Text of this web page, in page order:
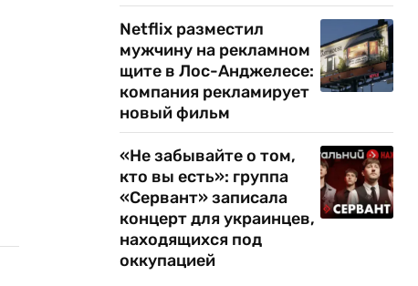
Netflix разместил
мужчину на рекламном
щите в Лос-Анджелесе:
компания рекламирует
новый фильм
«Не забывайте о том,
кто вы есть»: группа
«Сервант» записала
концерт для украинцев,
находящихся под
оккупацией